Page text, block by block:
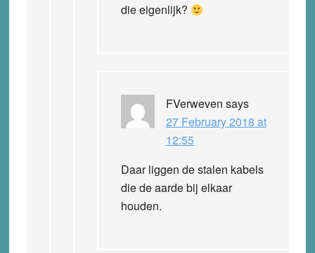
die eigenlijk?
FVerweven says
27 February 2018 at
12:55
Daar liggen de stalen kabels
die de aarde bij elkaar
houden.